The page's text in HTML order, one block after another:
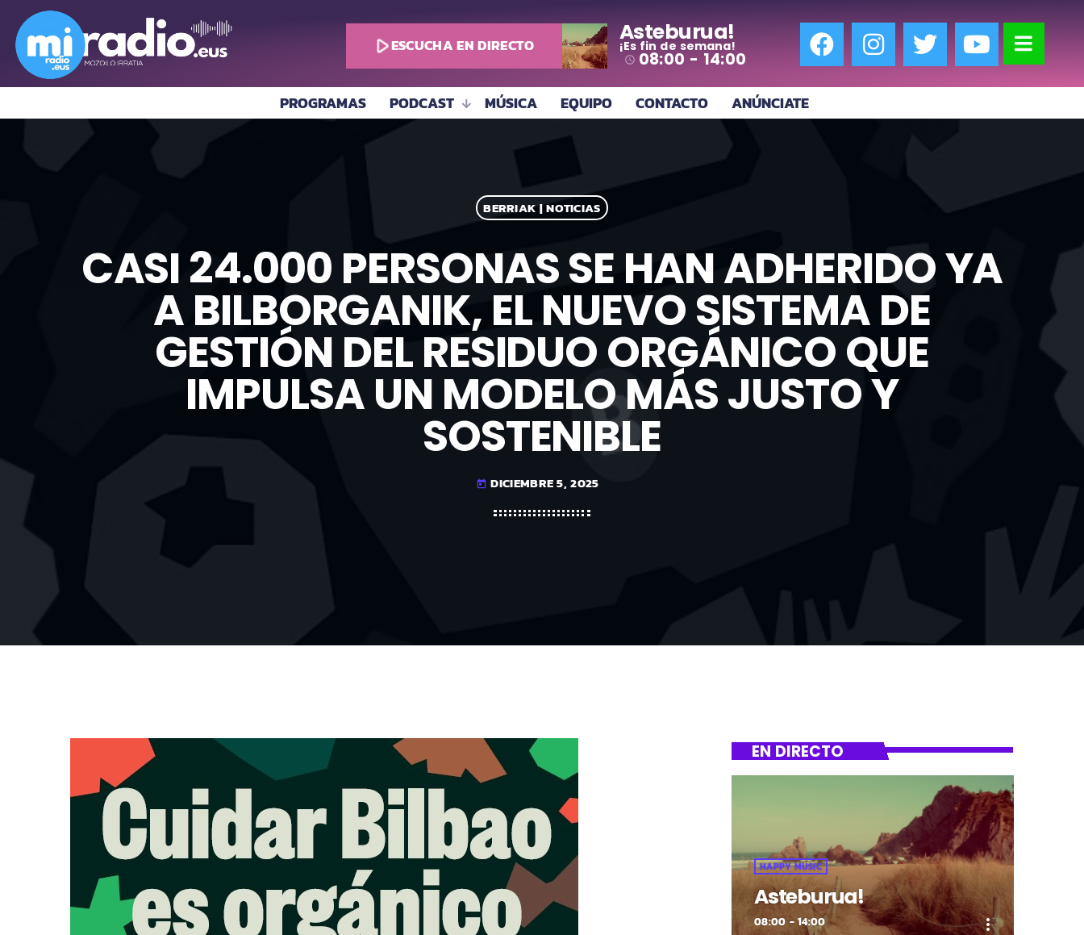
play_arrowESCUCHA EN DIRECTO Asteburua!
¡Es fin de semana!
access_time 08:00 - 14:00
PROGRAMAS PODCAST MÚSICA EQUIPO CONTACTO ANÚNCIATE
BERRIAK | NOTICIAS
CASI 24.000 PERSONAS SE HAN ADHERIDO YA
A BILBORGANIK, EL NUEVO SISTEMA DE
GESTIÓN DEL RESIDUO ORGÁNICO QUE
IMPULSA UN MODELO MÁS JUSTO Y
SOSTENIBLE
today DICIEMBRE 5, 2025
EN DIRECTO
HAPPY MUSIC
Asteburua!
08:00 - 14:00 more_vert